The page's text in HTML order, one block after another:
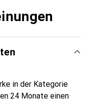
in der Kategorie
24 Monate einen